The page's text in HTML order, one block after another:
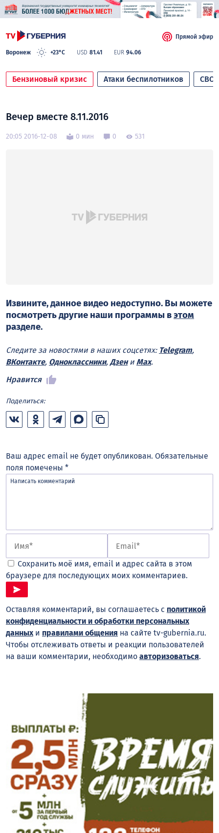
Воронеж +23°C USD 81.41 EUR 94.06
Прямой эфир
Бензиновый кризис Атаки беспилотников СВО
Вечер вместе 8.11.2016
20:05 2016-12-08 0 мин 0 531
Извините, данное видео недоступно. Вы можете
посмотреть другие наши программы вэтом
разделе.
Следите за новостями в наших соцсетях: Telegram,
ВКонтакте, Одноклассники, Дзени Max.
Нравится
Поделиться:
Ваш адрес email не будет опубликован. Обязательные
поля помечены *
Сохранить моё имя, email и адрес сайта в этом
браузере для последующих моих комментариев.
Оставляя комментарий, вы соглашаетесь с политикой
конфиденциальности и обработки персональных
данныхи правилами общения на сайте tv-gubernia.ru.
Чтобы отслеживать ответы и реакции пользователей
на ваши комментарии, необходимо авторизоваться.